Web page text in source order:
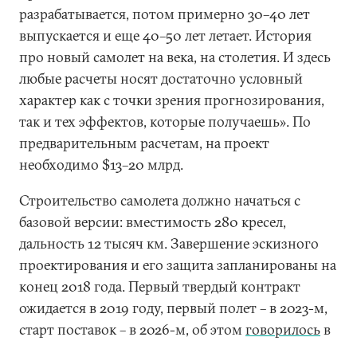
разрабатывается, потом примерно 30–40 лет
выпускается и еще 40–50 лет летает. История
про новый самолет на века, на столетия. И здесь
любые расчеты носят достаточно условный
характер как с точки зрения прогнозирования,
так и тех эффектов, которые получаешь». По
предварительным расчетам, на проект
необходимо $13–20 млрд.
Строительство самолета должно начаться с
базовой версии: вместимость 280 кресел,
дальность 12 тысяч км. Завершение эскизного
проектирования и его защита запланированы на
конец 2018 года. Первый твердый контракт
ожидается в 2019 году, первый полет – в 2023-м,
старт поставок – в 2026-м, об этом говорилосьв